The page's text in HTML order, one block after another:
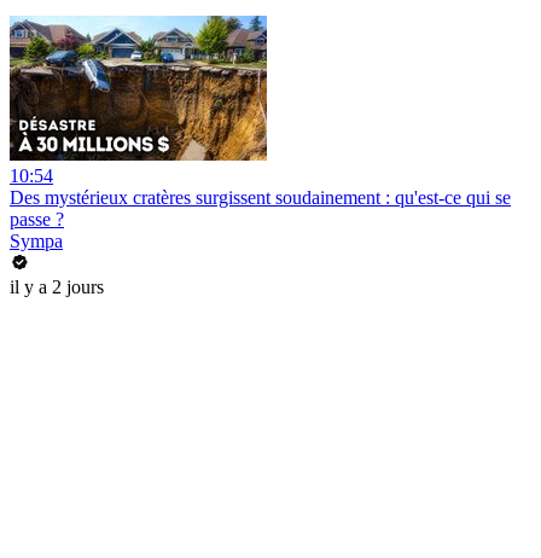
10:54
Des mystérieux cratères surgissent soudainement : qu'est-ce qui se
passe ?
Sympa
il y a 2 jours